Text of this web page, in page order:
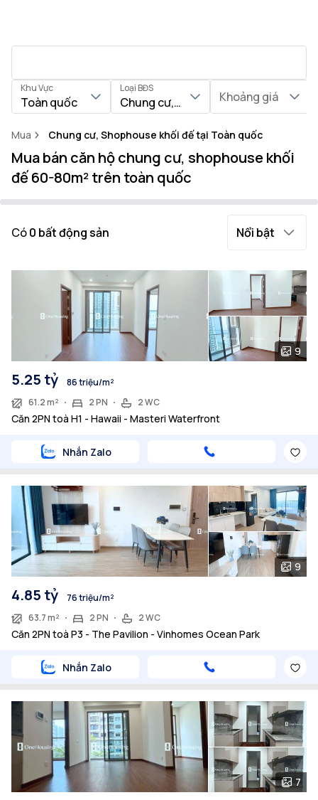
Khu Vực
Toàn quốc
Loại BĐS
Chung cư, Shophouse khối đế
Khoảng giá
Mua Chung cư, Shophouse khối đế tại Toàn quốc
Mua bán căn hộ chung cư, shophouse khối
đế 60-80m² trên toàn quốc
Có0 bất động sản Nổi bật
9
5.25 tỷ
86 triệu/m²
61.2 m²
2 PN 2 WC
Căn 2PN toà H1 - Hawaii - Masteri Waterfront
Nhắn Zalo
9
4.85 tỷ
76 triệu/m²
63.7 m²
2 PN 2 WC
Căn 2PN toà P3 - The Pavilion - Vinhomes Ocean Park
Nhắn Zalo
7